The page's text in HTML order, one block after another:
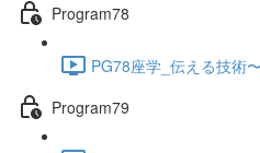
Program78
PG78座学_伝える技術
Program79